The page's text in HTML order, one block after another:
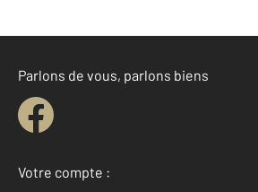
Parlons de vous, parlons biens
Votre compte :